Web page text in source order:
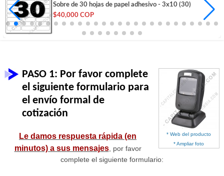
Sobre de 30 hojas de papel adhesivo - 3x10 (30)
$40,000 COP
* Web del producto
* Ampliar foto
PASO 1: Por favor complete
el siguiente formulario para
el envío formal de
cotización
Le damos respuesta rápida (en
minutos) a sus mensajes, por favor
complete el siguiente formulario: